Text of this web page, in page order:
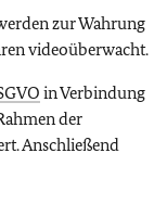
zur Wahrung
videoüberwacht.
in Verbindung
der
Anschließend